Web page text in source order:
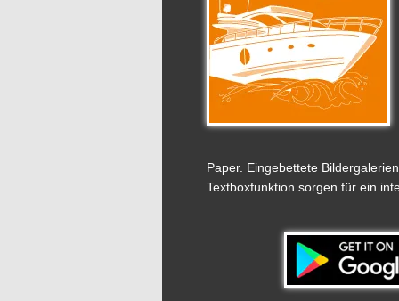
Paper. Eingebettete
Textboxfunktion sorgen für ein